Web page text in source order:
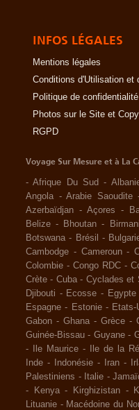
INFOS LÉGALES
Mentions légales
Conditions d'Utilisation et
Politique de
Photos sur le Site et
RGPD
Voyage Sur Mesure et à La
-Afrique Du Sud -
Angola -Arabie Saoudite
Azerbaïdjan - Açores -
Belize - Bhoutan -
Botswana - Brésil -
Cambodge - Cameroun -
Colombie - Congo RDC -
Crète - Cuba - Cyclades et
Djibouti - Ecosse - Egypte
Espagne - Estonie - Etats-
Gabon - Ghana - Grèce -
Guinée-Bissau - Guyane -
-
Ile Maurice - Ile de la
Inde - Indonésie - Iran -
Palestiniens - Italie -
-
Kenya - Kirghizistan -
Lituanie - Macédoine du